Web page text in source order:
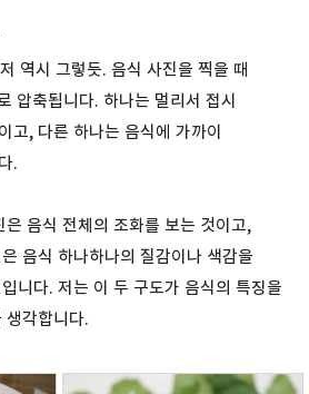
역시 그렇듯. 음식 사진을 찍을 때
압축됩니다. 하나는 멀리서 접시
고, 다른 하나는 음식에 가까이
.
은 음식 전체의 조화를 보는 것이고,
음식 하나하나의 질감이나 색감을
니다. 저는 이 두 구도가 음식의 특징을
생각합니다.